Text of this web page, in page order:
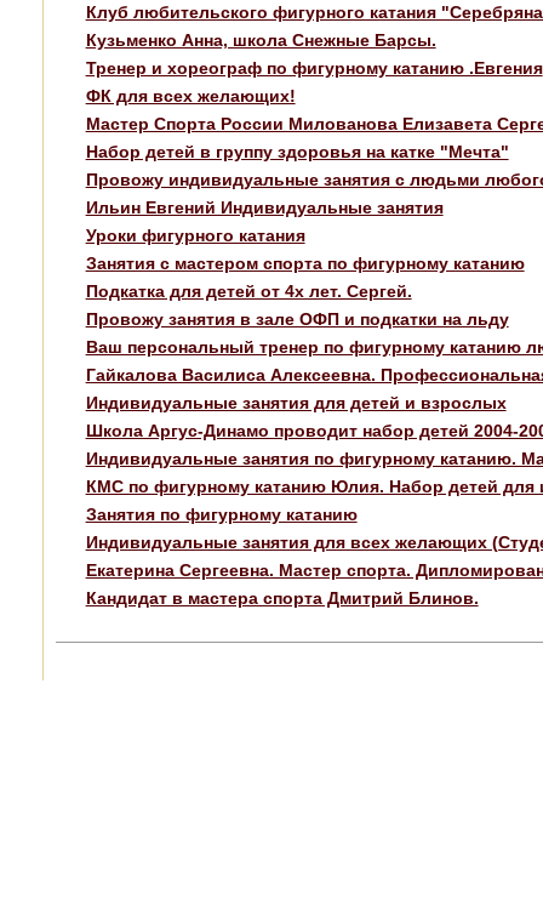
Клуб любительского фигурного катания
Кузьменко Анна, школа Снежные Барсы.
Тренер и хореограф по фигурному катанию .Евгения
ФК для всех желающих!
Мастер Спорта России Милованова Елизавета
Набор детей в группу здоровья на катке "Мечта"
Провожу индивидуальные занятия с людьми
Ильин Евгений Индивидуальные занятия
Уроки фигурного катания
Занятия с мастером спорта по фигурному катанию
Подкатка для детей от 4х лет. Сергей.
Провожу занятия в зале ОФП и подкатки на льду
Ваш персональный тренер по фигурному катанию
Гайкалова Василиса Алексеевна.
Индивидуальные занятия для детей и взрослых
Школа Аргус-Динамо проводит набор детей 2004-
Индивидуальные занятия по фигурному катанию.
КМС по фигурному катанию Юлия. Набор детей для
Занятия по фигурному катанию
Индивидуальные занятия для всех желающих
Екатерина Сергеевна. Мастер спорта.
Кандидат в мастера спорта Дмитрий Блинов.